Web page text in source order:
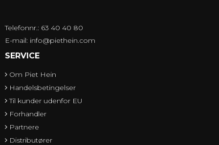
Telefonnr.: 63 40 40 80
E-mail: info@piethein.com
SERVICE
Om Piet Hein
Handelsbetingelser
Til kunder udenfor EU
Forhandler
Partnere
Distributører